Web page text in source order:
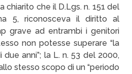
chiarito che il D.Lgs. n. 151 del
5, riconosceva il diritto al
grave ad entrambi i genitori
non potesse superare “la
anni”; la L. n. 53 del 2000,
stesso scopo di un “periodo